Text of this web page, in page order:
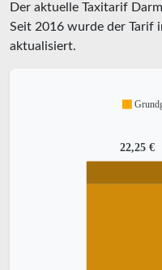
Der aktuelle Taxitarif
Seit 2016 wurde der Tarif
aktualisiert.
22,25 €